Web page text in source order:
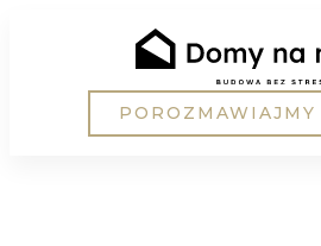
POROZMAWIAJMY